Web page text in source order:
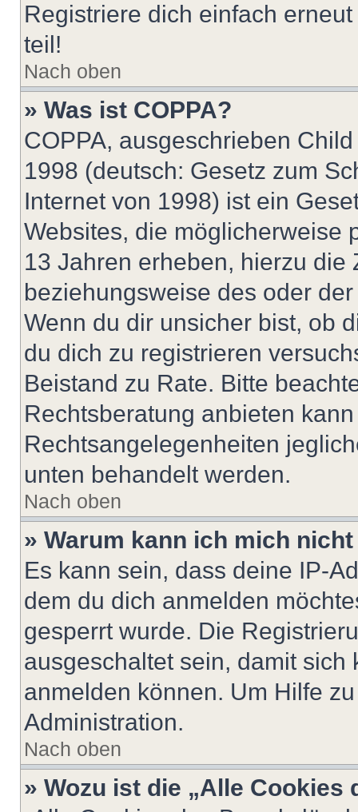
Registriere dich einfach
teil!
Nach oben
» Was ist COPPA?
COPPA, ausgeschrieben
1998 (deutsch: Gesetz zum
Internet von 1998) ist ein
Websites, die möglicherweise
13 Jahren erheben, hierzu die
beziehungsweise des oder
Wenn du dir unsicher bist, ob
du dich zu registrieren
Beistand zu Rate. Bitte
Rechtsberatung anbieten
Rechtsangelegenheiten
unten behandelt werden.
Nach oben
» Warum kann ich mich
Es kann sein, dass deine IP-
dem du dich anmelden
gesperrt wurde. Die
ausgeschaltet sein, damit
anmelden können. Um Hilfe
Administration.
Nach oben
» Wozu ist die „Alle